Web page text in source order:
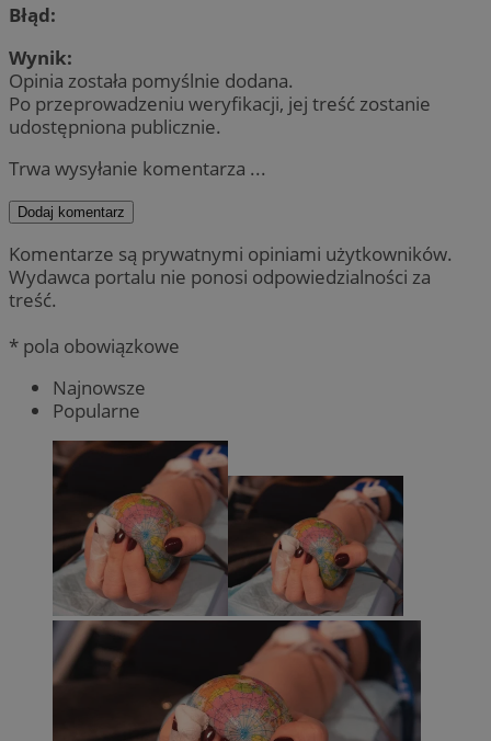
Błąd:
Wynik:
Opinia została pomyślnie dodana.
Po przeprowadzeniu weryfikacji, jej treść zostanie
udostępniona publicznie.
Trwa wysyłanie komentarza ...
Dodaj komentarz
Komentarze są prywatnymi opiniami użytkowników.
Wydawca portalu nie ponosi odpowiedzialności za
treść.
* pola obowiązkowe
Najnowsze
Popularne